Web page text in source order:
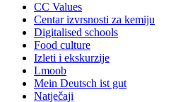
CC Values
Centar izvrsnosti za kemiju
Digitalised schools
Food culture
Izleti i ekskurzije
Lmoob
Mein Deutsch ist gut
Natječaji